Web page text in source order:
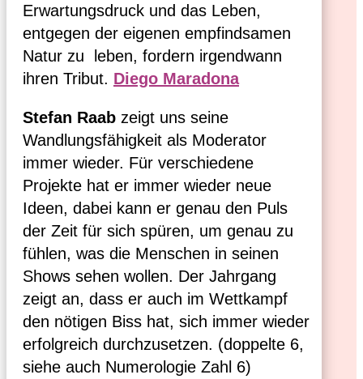
Erwartungsdruck und das Leben,
entgegen der eigenen empfindsamen
Natur zu leben, fordern irgendwann
ihren Tribut. Diego Maradona
Stefan Raab zeigt uns seine
Wandlungsfähigkeit als Moderator
immer wieder. Für verschiedene
Projekte hat er immer wieder neue
Ideen, dabei kann er genau den Puls
der Zeit für sich spüren, um genau zu
fühlen, was die Menschen in seinen
Shows sehen wollen. Der Jahrgang
zeigt an, dass er auch im Wettkampf
den nötigen Biss hat, sich immer wieder
erfolgreich durchzusetzen. (doppelte 6,
siehe auch Numerologie Zahl 6)